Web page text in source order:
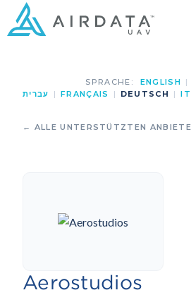
SPRACHE: ENGLISH |
עברית
| FRANÇAIS | DEUTSCH |
← ALLE UNTERSTÜTZTEN
Aerostudios